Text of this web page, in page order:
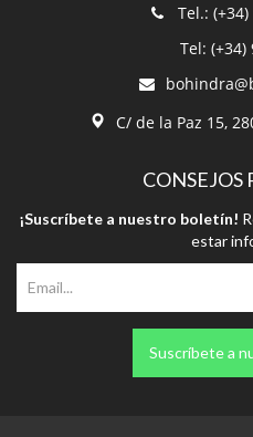
CONSEJOS
¡Suscríbete a nuestro boletín!
Suscríbete a